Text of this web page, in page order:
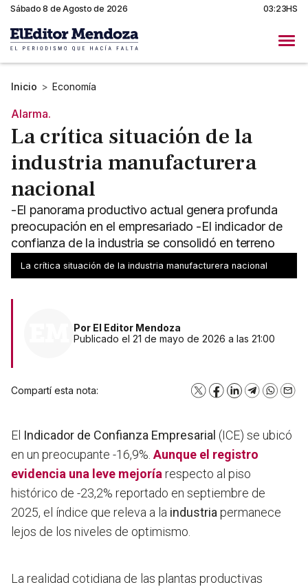
Sábado 8 de Agosto de 2026 03:23HS
Inicio > Economía
Alarma.
La crítica situación de la
industria manufacturera
nacional
-El panorama productivo actual genera profunda
preocupación en el empresariado -El indicador de
confianza de la industria se consolidó en terreno
negativo
La crítica situación de la industria manufacturera nacional
Por El Editor Mendoza
Publicado el 21 de mayo de 2026 a las 21:00
Compartí esta nota: X Facebook
LinkedInTelegram
El Indicador de Confianza Empresarial (ICE) se ubicó
en un preocupante -16,9%. Aunque el registro
evidencia una leve mejoría respecto al piso
histórico de -23,2% reportado en septiembre de
2025, el índice que releva a la industria permanece
lejos de los niveles de optimismo.
La realidad cotidiana de las plantas productivas